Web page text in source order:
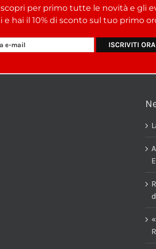
per primo tutte le novità e gli
hai il 10% di sconto sul tuo primo